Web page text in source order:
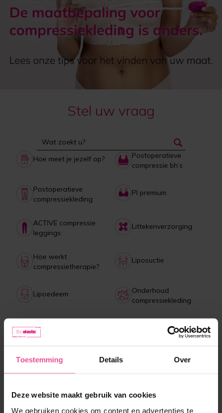
Toestemming Details Over
Deze website maakt gebruik van cookies
We gebruiken cookies om content en advertenties te
Stel uw vraag
Hoe meet je jezelf op?
Postoperatieve
compressie bh’s
Postoperatieve
compressiekleding
PI premium
ACTIVE compressie
leggings
Littekenverzorging
Hoe werkt
compressietherapie?
Liposuctie
Lipoedeem
Onderhoud
compressiekleding
Collagen drank
Betaling, levering,
retourneren, klachten
Meest verkochte producten